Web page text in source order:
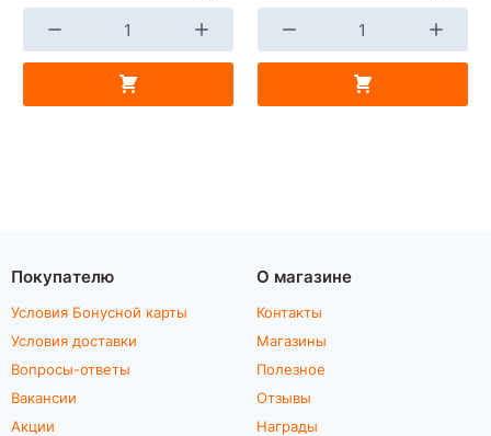
Покупателю
Условия Бонусной карты
Условия доставки
Вопросы-ответы
Вакансии
Акции
О магазине
Контакты
Магазины
Полезное
Отзывы
Награды